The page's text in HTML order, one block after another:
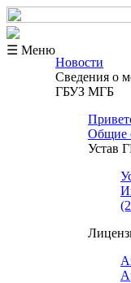
☰ Меню
Новости
Сведения о
ГБУЗ МГБ
Общие
Устав